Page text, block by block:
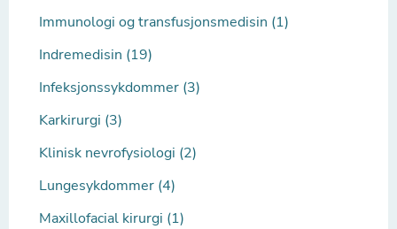
Immunologi og transfusjonsmedisin (1)
Indremedisin (19)
Infeksjonssykdommer (3)
Karkirurgi (3)
Klinisk nevrofysiologi (2)
Lungesykdommer (4)
Maxillofacial kirurgi (1)